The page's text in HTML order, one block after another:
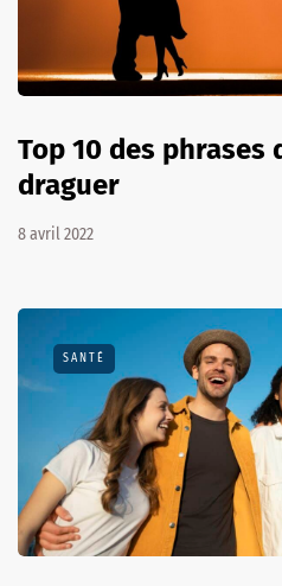
Top 10 des phrases
draguer
8 avril 2022
SANTÉ